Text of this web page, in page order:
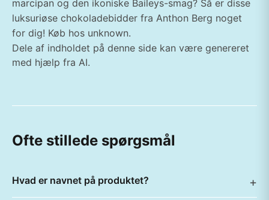
marcipan og den ikoniske Baileys-smag? Så er disse
luksuriøse chokoladebidder fra Anthon Berg noget
for dig! Køb hos unknown.
Dele af indholdet på denne side kan være genereret
med hjælp fra AI.
Ofte stillede spørgsmål
Hvad er navnet på produktet?